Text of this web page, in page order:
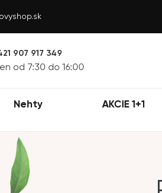
907 917 349
od 7:30 do 16:00
Nehty AKCIE 1+1